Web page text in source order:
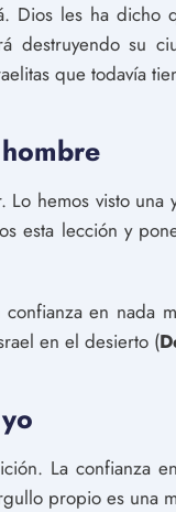
Dios les ha dicho
su
que todavía
hemos visto
esta lección y
en
en el desierto (
La confianza
propio es una